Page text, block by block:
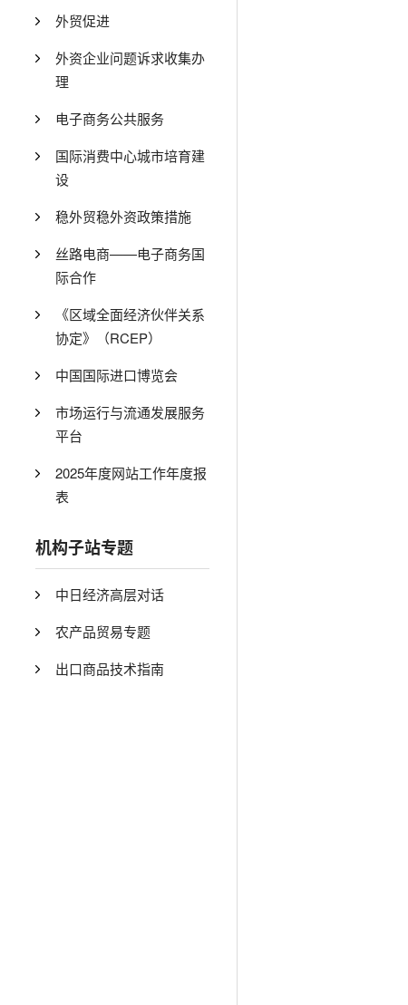
外贸促进
外资企业问题诉求收集办
理
电子商务公共服务
国际消费中心城市培育建
设
稳外贸稳外资政策措施
丝路电商——电子商务国
际合作
《区域全面经济伙伴关系
协定》（RCEP）
中国国际进口博览会
市场运行与流通发展服务
平台
2025年度网站工作年度报
表
机构子站专题
中日经济高层对话
农产品贸易专题
出口商品技术指南